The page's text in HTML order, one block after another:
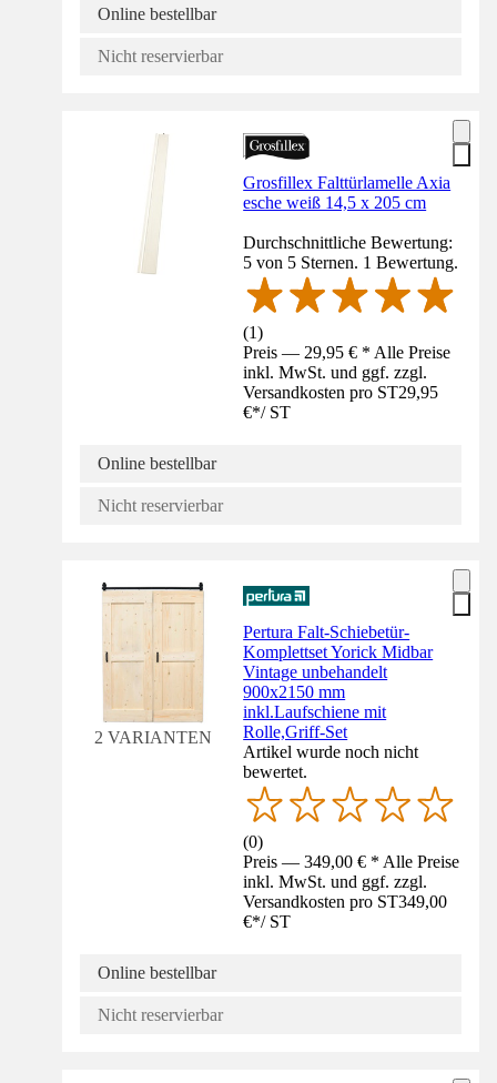
Online bestellbar
Nicht reservierbar
Grosfillex Falttürlamelle Axia
esche weiß 14,5 x 205 cm
Durchschnittliche Bewertung:
5 von 5 Sternen. 1 Bewertung.
(1)
Preis — 29,95 € * Alle Preise
inkl. MwSt. und ggf. zzgl.
Versandkosten pro ST29,95
€*/ ST
Online bestellbar
Nicht reservierbar
2 VARIANTEN
Pertura Falt-Schiebetür-
Komplettset Yorick Midbar
Vintage unbehandelt
900x2150 mm
inkl.Laufschiene mit
Rolle,Griff-Set
Artikel wurde noch nicht
bewertet.
(0)
Preis — 349,00 € * Alle Preise
inkl. MwSt. und ggf. zzgl.
Versandkosten pro ST349,00
€*/ ST
Online bestellbar
Nicht reservierbar